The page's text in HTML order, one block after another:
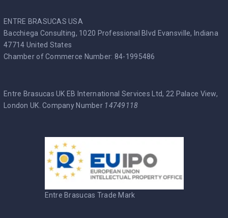
ENTRE BRASUCAS USA
Bacchiega Consulting, 1020 Professional Blvd Evansville, Indiana
47714 United States
Chamber of Commerce Number: 84-1995486
Entre Brasucas UK EB International Services Ltd, 22 Palace View,
London UK. Company Number 14749118
Entre Brasucas Trade Mark